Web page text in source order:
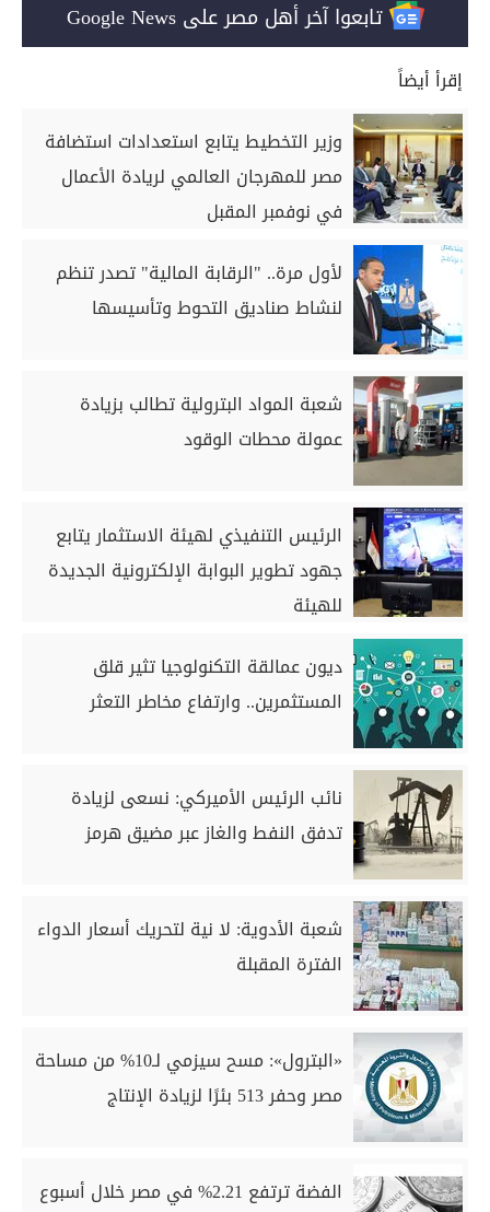
تابعوا آخر أهل مصر على Google News
إقرأ أيضاً
وزير التخطيط يتابع استعدادات استضافة
مصر للمهرجان العالمي لريادة الأعمال
في نوفمبر المقبل
لأول مرة.. "الرقابة المالية" تصدر تنظم
لنشاط صناديق التحوط وتأسيسها
شعبة المواد البترولية تطالب بزيادة
عمولة محطات الوقود
الرئيس التنفيذي لهيئة الاستثمار يتابع
جهود تطوير البوابة الإلكترونية الجديدة
للهيئة
ديون عمالقة التكنولوجيا تثير قلق
المستثمرين.. وارتفاع مخاطر التعثر
نائب الرئيس الأميركي: نسعى لزيادة
تدفق النفط والغاز عبر مضيق هرمز
شعبة الأدوية: لا نية لتحريك أسعار الدواء
الفترة المقبلة
«البترول»: مسح سيزمي لـ10% من مساحة
مصر وحفر 513 بئرًا لزيادة الإنتاج
الفضة ترتفع 2.21% في مصر خلال أسبوع